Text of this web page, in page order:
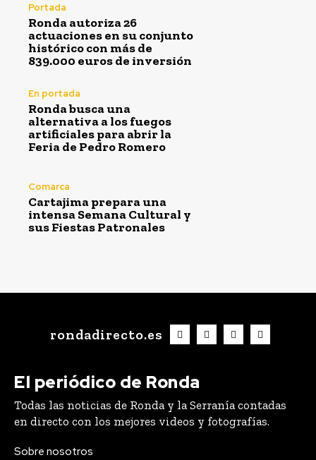
Portada
Ronda autoriza 26
actuaciones en su conjunto
histórico con más de
839.000 euros de inversión
En portada
Ronda busca una
alternativa a los fuegos
artificiales para abrir la
Feria de Pedro Romero
Comarca
Cartajima prepara una
intensa Semana Cultural y
sus Fiestas Patronales
rondadirecto.es
El periódico de Ronda
Todas las noticias de Ronda y la Serranía contadas
en directo con los mejores videos y fotografías.
Sobre nosotros